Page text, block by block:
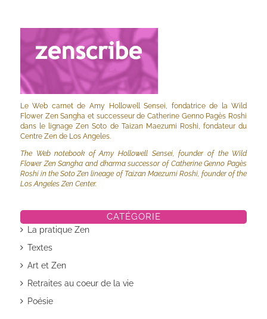
Le Web carnet de Amy Hollowell Sensei, fondatrice de la Wild
Flower Zen Sangha et successeur de Catherine Genno Pagès Roshi
dans le lignage Zen Soto de Taizan Maezumi Roshi, fondateur du
Centre Zen de Los Angeles.
The Web notebook of Amy Hollowell Sensei, founder of the Wild
Flower Zen Sangha and dharma successor of Catherine Genno Pagès
Roshi in the Soto Zen lineage of Taizan Maezumi Roshi, founder of the
Los Angeles Zen Center.
CATÉGORIE
La pratique Zen
Textes
Art et Zen
Retraites au coeur de la vie
Poésie